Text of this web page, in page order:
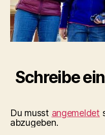
Schreibe
Du musst angemeldet
abzugeben.